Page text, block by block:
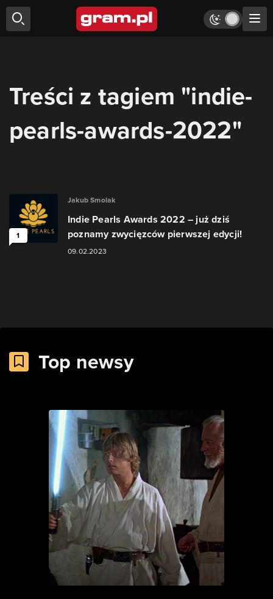
Treści z tagiem "indie-
pearls-awards-2022"
1
Jakub Smolak
Indie Pearls Awards 2022 – już dziś
poznamy zwycięzców pierwszej edycji!
09.02.2023
Top newsy